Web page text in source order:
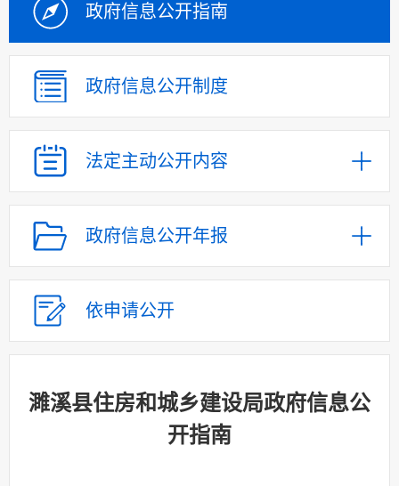
政府信息公开指南
政府信息公开制度
法定主动公开内容
政府信息公开年报
依申请公开
濉溪县住房和城乡建设局政府信息公
开指南